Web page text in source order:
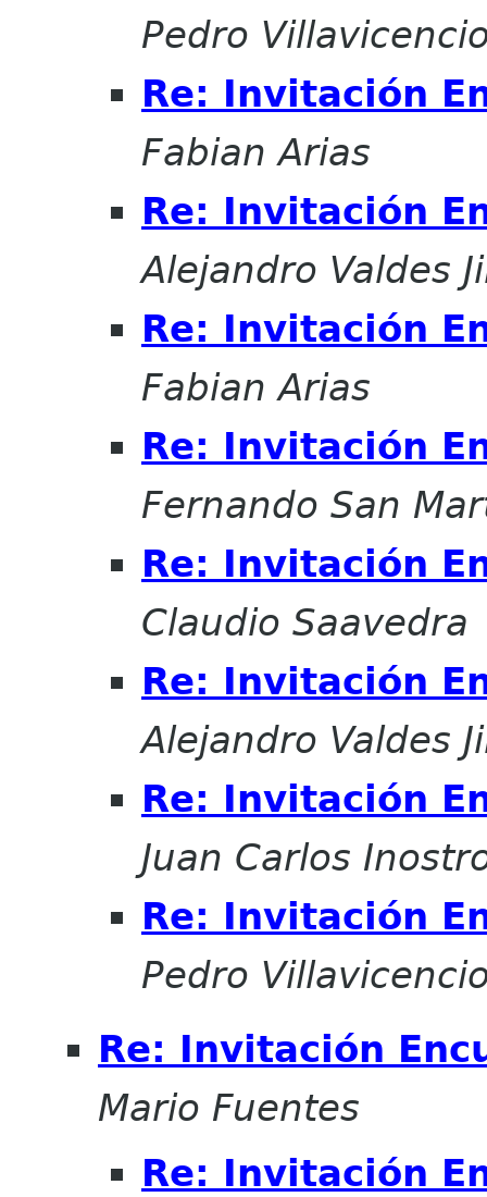
Pedro
Re: Invitación
Fabian Arias
Re: Invitación
Alejandro Valdes
Re: Invitación
Fabian Arias
Re: Invitación
Fernando San
Re: Invitación
Claudio Saavedra
Re: Invitación
Alejandro Valdes
Re: Invitación
Juan Carlos
Re: Invitación
Pedro
Re: Invitación
Mario Fuentes
Re: Invitación